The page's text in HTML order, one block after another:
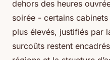
dehors des heures
soirée - certains
plus élevés, justifiés par
surcoûts restent